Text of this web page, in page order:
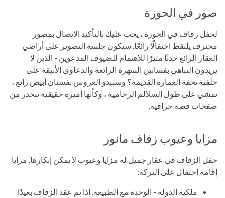
صور في الحوزة
لحفل زفاف في الحوزة ، يجب عليك بالتأكيد الاتصال بمصور
محترف يلتقط احتفالًا رائعًا. ستكون جلسة التصوير على أراضي
العقار الرائع حدثًا مثيرًا للاهتمام للضيوف المدعوين - الذين لا
يريدون التباهي بفساتين السهرة الرائعة والدعاوى الأنيقة على
خلفية تحفة العمارة القديمة؟ وستبدو العروس بفستان أبيض رائع ،
تمشي على طول السلالم الرخامية ، وكأنها أميرة حقيقية تنحدر من
صفحات قصة خرافية.
مزايا وعيوب زفاف مانور
حفل الزفاف في عقار جميل له مزايا وعيوب لا يمكن إنكارها. مزايا
إقامة احتفال على التركة:
ملكية الدولة - الوحدة مع الطبيعة. إذا تم عقد الزفاف بعيدًا